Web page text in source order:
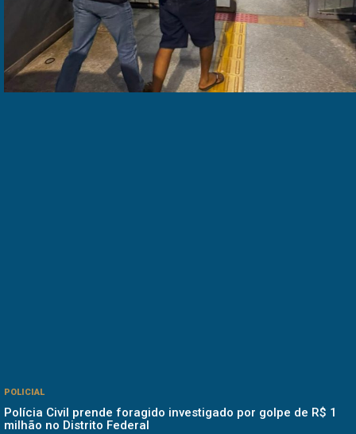
POLICIAL
Polícia Civil prende foragido investigado por golpe de R$ 1
milhão no Distrito Federal